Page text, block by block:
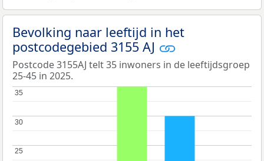
Bevolking naar leeftijd in het
postcodegebied 3155 AJ
Postcode 3155AJ telt 35 inwoners in de leeftijdsgroep
25-45 in 2025.
25
25
30
30
35
35